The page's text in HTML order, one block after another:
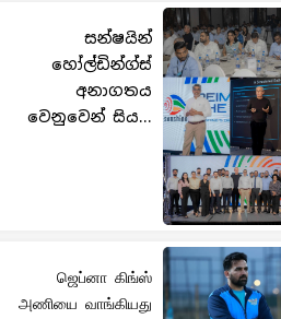
සන්ෂයින්
හෝල්ඩින්ග්ස්
අනාගතය
වෙනුවෙන් සිය...
ஜெப்னா கிங்ஸ்
அணியை வாங்கியது